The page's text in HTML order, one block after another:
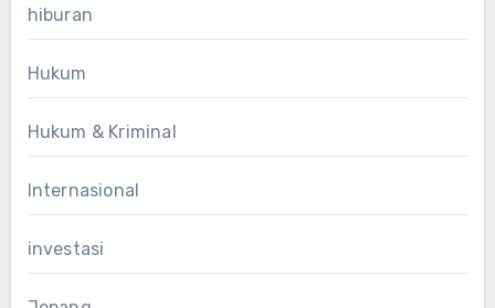
hiburan
Hukum
Hukum & Kriminal
Internasional
investasi